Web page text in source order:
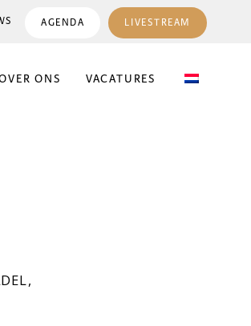
AGENDA LIVESTREAM
ONS VACATURES
,